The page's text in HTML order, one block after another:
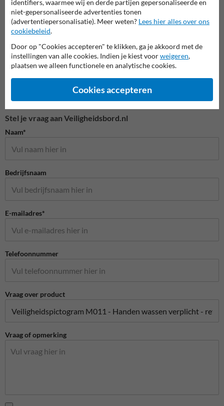
Veiligheidspictogrammen
Stel je vraag aan Veiligheidsbord.nl
Naam*
Bedrijfsnaam
E-mailadres*
Telefoonnummer
Vraag over product
Vraag of opmerking
identifiers, waarmee wij en derde partijen gepersonaliseerde en
niet-gepersonaliseerde advertenties tonen
(advertentiepersonalisatie). Meer weten? Lees hier alles over ons
cookiebeleid.
Door op "Cookies accepteren" te klikken, ga je akkoord met de
instellingen van alle cookies. Indien je kiest voorweigeren,
plaatsen we alleen functionele en analytische cookies.
Cookies accepteren